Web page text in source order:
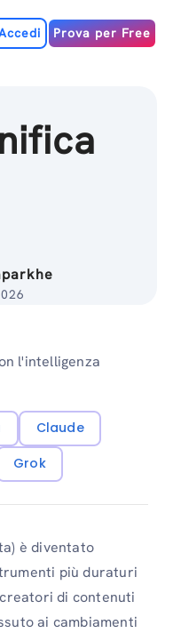
Prova per Free
l'intelligenza
Claude
Grok
è diventato
più duraturi
di contenuti
ai cambiamenti